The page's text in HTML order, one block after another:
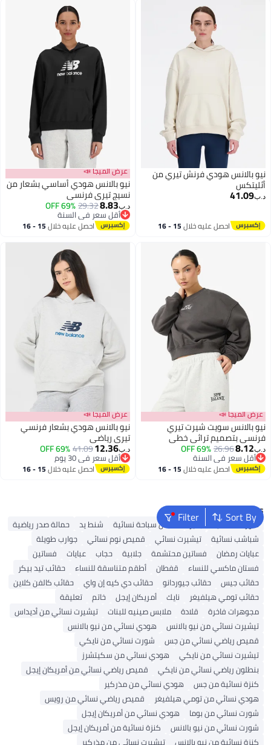
نيو بالانس هودي فرنش تيري من
أثليتكس
د.ب‏41.09
احصل عليه خلال 15 - 16
اغسطس
عرض الميجا 📣
نيو بالانس هودي أساسي بشعار من
نسيج تيري فرنسي
د.ب‏8.83
29.32
69% OFF
أقل سعر في السنة
أقل سعر في السنة
احصل عليه خلال 15 - 16
اغسطس
2
عرض الميجا 📣
نيو بالانس سويت شيرت تيري
فرنسي بتصميم تراثي خطي
د.ب‏8.12
26.96
69% OFF
أقل سعر في السنة
أقل سعر في السنة
احصل عليه خلال 15 - 16
عرض الميجا 📣
نيو بالانس هودي بشعار فرنسي
تيري رياضي
د.ب‏12.36
41.09
69% OFF
أقل سعر في 30 يوم
أقل سعر في 30 يوماحصل عليه خلال 15 - 16
Sort By
FilterPopular Searches
شورتات نسائية بلايز ملابس سباحة نسائية شنط يد
حمالة صدر رياضية
شباشب نسائية
تيشيرت نسائي قميص نوم نسائي
جوارب طويلة
عبايات رمضان
فساتين محتشمة جلابية حجاب عبايات
فساتين
فستان ماكسي للنساء
قفطان أطقم متناسقة للنساء
حقائب تيد بيكر
حقائب جيس
حقائب جيوردانو حقائب دي كيه إن واي
حقائب كالفن كلاين
حقائب تومي هيلفيغر
نايك أمريكان إيجل خاتم
تعليقة
مجوهرات فاخرة
قلادة ملابس صينيه للبنات
تيشيرت نسائي من أديداس
تيشيرت نسائي من نيو بالانس
هودي نسائي من نيو بالانس
قميص رياضي نسائي من جس
شورت نسائي من نايكي
تيشيرت نسائي من نايكي
هودي نسائي من سكيتشرز
بنطلون رياضي نسائي من نايكي
قميص رياضي نسائي من أمريكان إيجل
كنزة نسائية من جس
هودي نسائي من مذركير
هودي نسائي من تومي هيلفيغر
قميص رياضي نسائي من رويس
شورت نسائي من بوما
هودي نسائي من أمريكان إيجل
شورت نسائي من نيو بالانس
كنزة نسائية من أمريكان إيجل